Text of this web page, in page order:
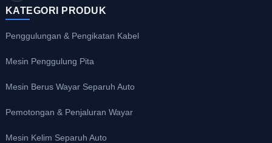
KATEGORI PRODUK
Penggulungan & Pengikatan Kabel
Mesin Penggulung Pita
Mesin Berus Wayar Separuh Auto
Pemotongan & Penjaluran Wayar
Mesin Kelim Separuh Auto